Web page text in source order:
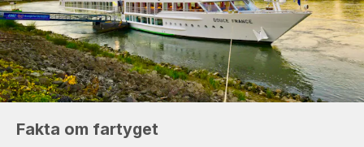
Fakta om fartyget